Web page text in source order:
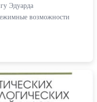
Эдуарда
возможности